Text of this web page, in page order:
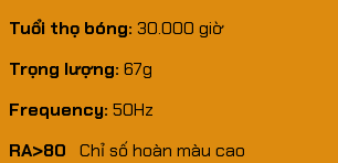
Tuổi thọ bóng: 30.000 giờ
Trọng lượng: 67g
Frequency: 50Hz
RA>80
Chỉ số hoàn màu cao